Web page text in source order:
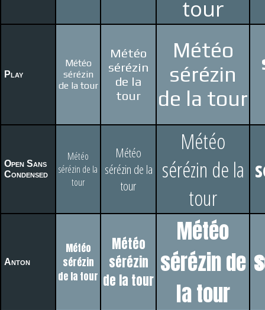
tour
Play
Météo
sérézin
de la tour
Météo
sérézin
de la
tour
Météo
sérézin
de la tour
Open Sans
Condensed
Météo
sérézin de la
tour
Météo
sérézin de la
tour
Météo
sérézin de la
tour
Anton
Météo
sérézin
de la tour
Météo
sérézin
de la tour
Météo
sérézin de
la tour